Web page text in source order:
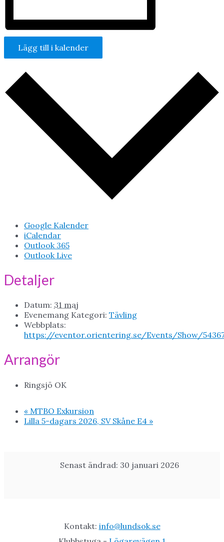
Lägg till i kalender
Google Kalender
iCalendar
Outlook 365
Outlook Live
Detaljer
Datum: 31 maj
Evenemang Kategori: Tävling
Webbplats:
https://eventor.orientering.se/Events/Show/
Arrangör
Ringsjö OK
« MTBO Exkursion
Lilla 5-dagars 2026, SV Skåne E4 »
Senast ändrad: 30 januari 2026
Kontakt: info@lundsok.se